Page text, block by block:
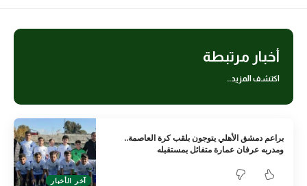
أخبار مرتبطة
اكتشف المزيد..
آخر الأخبار
براعم دمشق الأهلي يتوجون بلقب كرة العاصمة..
ومدربه عرفان عمارة متفائل بمستقبله